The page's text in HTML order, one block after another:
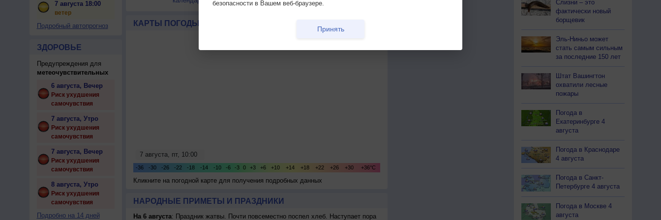
7 августа 18:00
ветер
Подробный автопрогноз
ЗДОРОВЬЕ
Предупреждения для
метеочувствительных
6 августа, Вечер
Риск ухудшения
самочувствия
7 августа, Утро
Риск ухудшения
самочувствия
7 августа, Вечер
Риск ухудшения
самочувствия
8 августа, Утро
Риск ухудшения
самочувствия
Подробно на 14 дней
КАРТЫ ПОГОДЫ
Кликните на погодной карте для получения подробных данных
НАРОДНЫЕ ПРИМЕТЫ И ПРАЗДНИКИ
На 6 августа: Праздник жатвы. Почти повсеместно поспел хлеб. Наступает пора
Слизни – это
фактически новый
борщевик
Эль-Ниньо может
стать самым сильным
за последние 150 лет
Штат Вашингтон
охватили лесные
пожары
Погода в
Екатеринбурге 4
августа
Погода в Краснодаре
4 августа
Погода в Санкт-
Петербурге 4 августа
Погода в Москве 4
августа
безопасности в Вашем веб-браузере.
Принять